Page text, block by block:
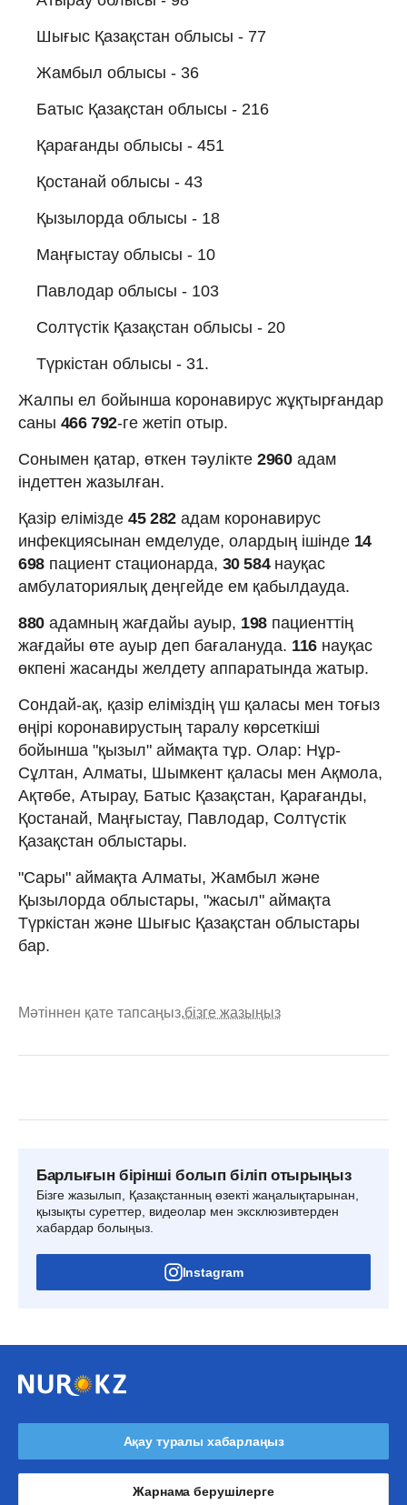
Шығыс Қазақстан облысы - 77
Жамбыл облысы - 36
Батыс Қазақстан облысы - 216
Қарағанды облысы - 451
Қостанай облысы - 43
Қызылорда облысы - 18
Маңғыстау облысы - 10
Павлодар облысы - 103
Солтүстік Қазақстан облысы - 20
Түркістан облысы - 31.
Жалпы ел бойынша коронавирус жұқтырғандар
саны 466 792-ге жетіп отыр.
Cонымен қатар, өткен тәулікте 2960адам
індеттен жазылған.
Қазір елімізде 45 282адам коронавирус
инфекциясынан емделуде, олардың ішінде 14
698 пациент стационарда, 30 584 науқас
амбулаториялық деңгейде ем қабылдауда.
880адамның жағдайы ауыр, 198пациенттің
жағдайы өте ауыр деп бағалануда. 116 науқас
өкпені жасанды желдету аппаратында жатыр.
Сондай-ақ, қазір еліміздің үш қаласы мен тоғыз
өңірі коронавирустың таралу көрсеткіші
бойынша "қызыл" аймақта тұр. Олар: Нұр-
Сұлтан, Алматы, Шымкент қаласы мен Ақмола,
Ақтөбе, Атырау, Батыс Қазақстан, Қарағанды,
Қостанай, Маңғыстау, Павлодар, Солтүстік
Қазақстан облыстары.
"Сары" аймақта Алматы, Жамбыл және
Қызылорда облыстары, "жасыл" аймақта
Түркістан және Шығыс Қазақстан облыстары
бар.
Мәтіннен қате тапсаңыз,бізге жазыңыз
Барлығын бірінші болып біліп отырыңыз
Бізге жазылып, Қазақстанның өзекті жаңалықтарынан,
қызықты суреттер, видеолар мен эксклюзивтерден
хабардар болыңыз.
Instagram
Ақау туралы хабарлаңыз
Жарнама берушілерге